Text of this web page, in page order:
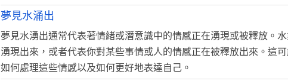
夢見水涌出
夢見水湧出通常代表著情緒或潛意識中的情感正在湧現或被釋放。
湧現出來，或者代表你對某些事情或人的情感正在被釋放出來。這
如何處理這些情感以及如何更好地表達自己。